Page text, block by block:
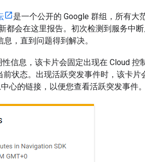
是一个公开的 Google 群组，所有大
都会在这里报告。初次检测到服务中
，直到问题得到解决。
信息，该卡片会固定出现在 Cloud 控
状态。出现活跃突发事件时，该卡
心的链接，以便您查看活跃突发事件。